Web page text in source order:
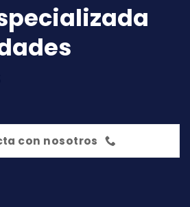
con nosotros